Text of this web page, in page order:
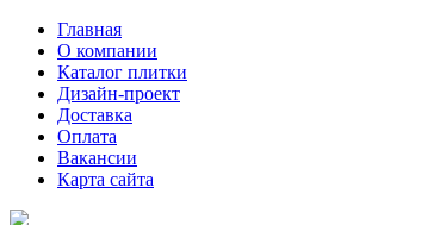
Главная
О компании
Каталог плитки
Дизайн-проект
Доставка
Оплата
Вакансии
Карта сайта